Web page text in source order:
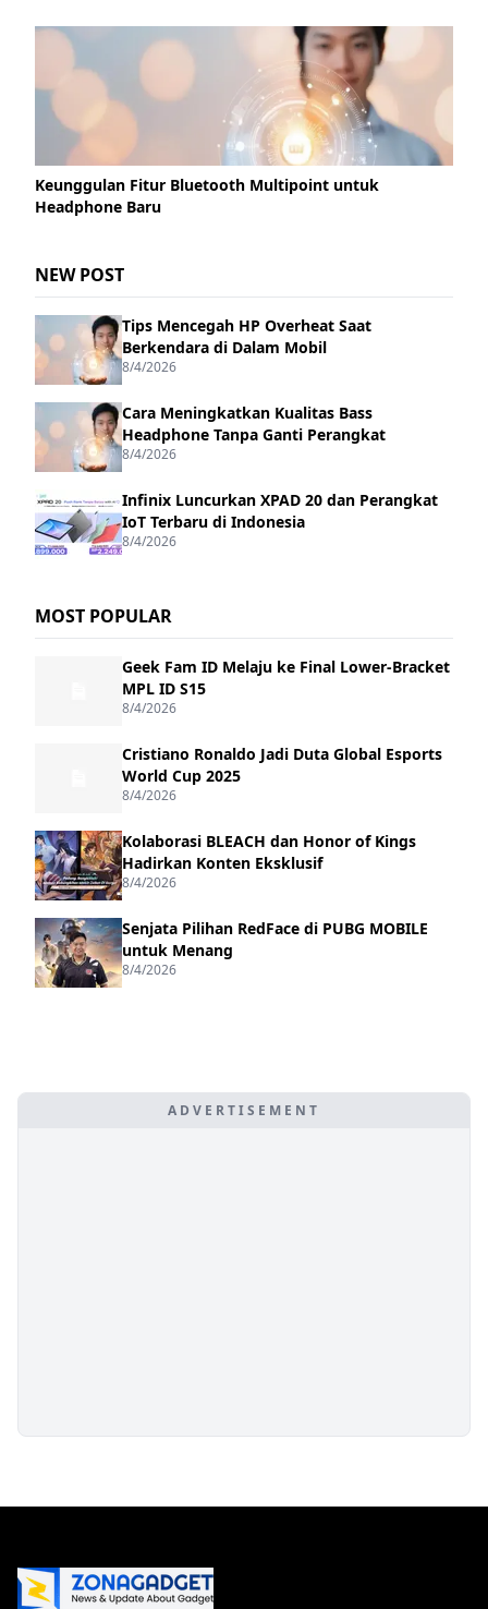
Keunggulan Fitur Bluetooth Multipoint untuk
Headphone Baru
NEW POST
Tips Mencegah HP Overheat Saat
Berkendara di Dalam Mobil
8/4/2026
Cara Meningkatkan Kualitas Bass
Headphone Tanpa Ganti Perangkat
8/4/2026
Infinix Luncurkan XPAD 20 dan Perangkat
IoT Terbaru di Indonesia
8/4/2026
MOST POPULAR
Geek Fam ID Melaju ke Final Lower-Bracket
MPL ID S15
8/4/2026
Cristiano Ronaldo Jadi Duta Global Esports
World Cup 2025
8/4/2026
Kolaborasi BLEACH dan Honor of Kings
Hadirkan Konten Eksklusif
8/4/2026
Senjata Pilihan RedFace di PUBG MOBILE
untuk Menang
8/4/2026
ADVERTISEMENT